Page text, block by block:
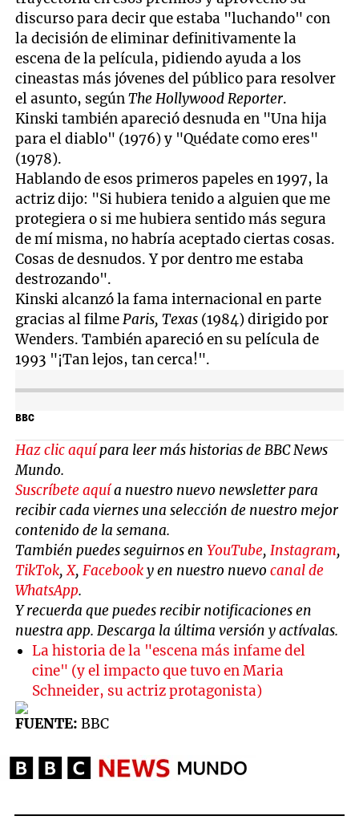
discurso para decir que estaba "luchando" con
la decisión de eliminar definitivamente la
escena de la película, pidiendo ayuda a los
cineastas más jóvenes del público para resolver
el asunto, segúnThe Hollywood Reporter.
Kinski también apareció desnuda en "Una hija
para el diablo" (1976) y "Quédate como eres"
(1978).
Hablando de esos primeros papeles en 1997, la
actriz dijo: "Si hubiera tenido a alguien que me
protegiera o si me hubiera sentido más segura
de mí misma, no habría aceptado ciertas cosas.
Cosas de desnudos. Y por dentro me estaba
destrozando".
Kinski alcanzó la fama internacional en parte
gracias al filmeParis, Texas (1984) dirigido por
Wenders. También apareció en su película de
1993 "¡Tan lejos, tan cerca!".
BBC
Haz clic aquípara leer más historias de BBC News
Mundo.
Suscríbete aquía nuestro nuevo newsletter para
recibir cada viernes una selección de nuestro mejor
contenido de la semana.
También puedes seguirnos enYouTube,Instagram,
TikTok,X,Facebooky en nuestro nuevocanal de
WhatsApp.
Y recuerda que puedes recibir notificaciones en
nuestra app. Descarga la última versión y actívalas.
La historia de la "escena más infame del
cine" (y el impacto que tuvo en Maria
Schneider, su actriz protagonista)
FUENTE: BBC